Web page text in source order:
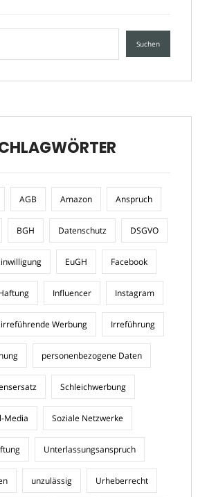
AGB Amazon Anspruch
BGH Datenschutz DSGVO
EuGH Facebook
Influencer Instagram
irreführende Werbung Irreführung
personenbezogene Daten
Schleichwerbung
Media Soziale Netzwerke
Unterlassungsanspruch
unzulässig Urheberrecht